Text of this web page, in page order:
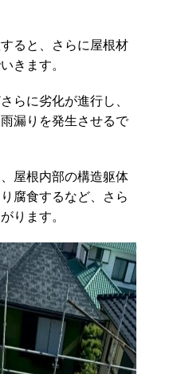
ると、さらに屋根材
きます。
らに劣化が進行し、
漏りを発生させるで
屋根内部の構造躯体
腐食するなど、さら
ります。